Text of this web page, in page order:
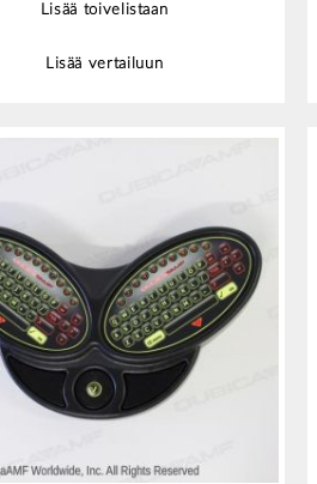
Lisää toivelistaan
Lisää vertailuun